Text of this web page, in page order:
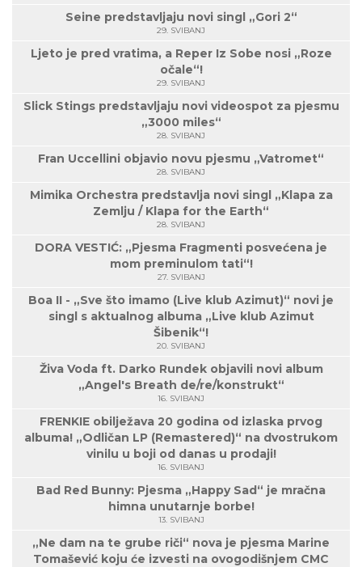
Seine predstavljaju novi singl „Gori 2“
29. SVIBANJ
Ljeto je pred vratima, a Reper Iz Sobe nosi „Roze
očale“!
29. SVIBANJ
Slick Stings predstavljaju novi videospot za pjesmu
„3000 miles“
28. SVIBANJ
Fran Uccellini objavio novu pjesmu „Vatromet“
28. SVIBANJ
Mimika Orchestra predstavlja novi singl „Klapa za
Zemlju / Klapa for the Earth“
28. SVIBANJ
DORA VESTIĆ: „Pjesma Fragmenti posvećena je
mom preminulom tati“!
27. SVIBANJ
Boa II - „Sve što imamo (Live klub Azimut)“ novi je
singl s aktualnog albuma „Live klub Azimut
Šibenik“!
20. SVIBANJ
Živa Voda ft. Darko Rundek objavili novi album
„Angel's Breath de/re/konstrukt“
16. SVIBANJ
FRENKIE obilježava 20 godina od izlaska prvog
albuma! „Odličan LP (Remastered)“ na dvostrukom
vinilu u boji od danas u prodaji!
16. SVIBANJ
Bad Red Bunny: Pjesma „Happy Sad“ je mračna
himna unutarnje borbe!
13. SVIBANJ
„Ne dam na te grube riči“ nova je pjesma Marine
Tomašević koju će izvesti na ovogodišnjem CMC